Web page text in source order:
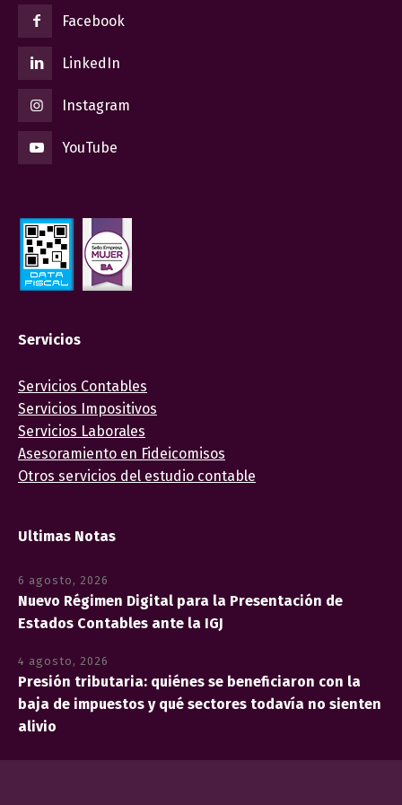
Facebook
LinkedIn
Instagram
YouTube
Servicios
Servicios Contables
Servicios Impositivos
Servicios Laborales
Asesoramiento en Fideicomisos
Otros servicios del estudio contable
Ultimas Notas
6 agosto, 2026
Nuevo Régimen Digital para la Presentación de
Estados Contables ante la IGJ
4 agosto, 2026
Presión tributaria: quiénes se beneficiaron con la
baja de impuestos y qué sectores todavía no sienten
alivio